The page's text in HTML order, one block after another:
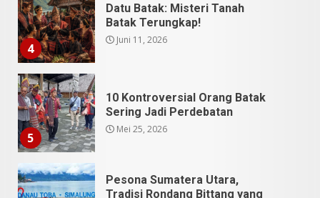
5
10 Kontroversial Orang Batak
Sering Jadi Perdebatan
Mei 25, 2026
6
Pesona Sumatera Utara,
Tradisi Rondang Bittang yang
Mendunia
Mei 4, 2026
SUCI Season 11: Finalis Stand